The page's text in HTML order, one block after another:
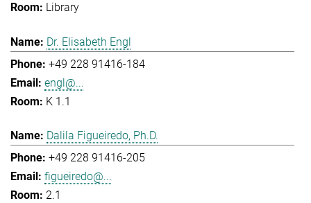
Library
Dr. Elisabeth Engl
+49 228 91416-184
engl@...
K 1.1
Dalila Figueiredo, Ph.D.
+49 228 91416-205
figueiredo@...
2.1